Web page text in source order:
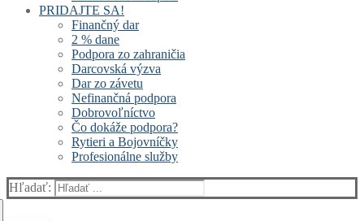
PRIDAJTE SA!
Finančný dar
2 % dane
Podpora zo zahraničia
Darcovská výzva
Dar zo závetu
Nefinančná podpora
Dobrovoľníctvo
Čo dokáže podpora?
Rytieri a Bojovníčky
Profesionálne služby
Hľadať: